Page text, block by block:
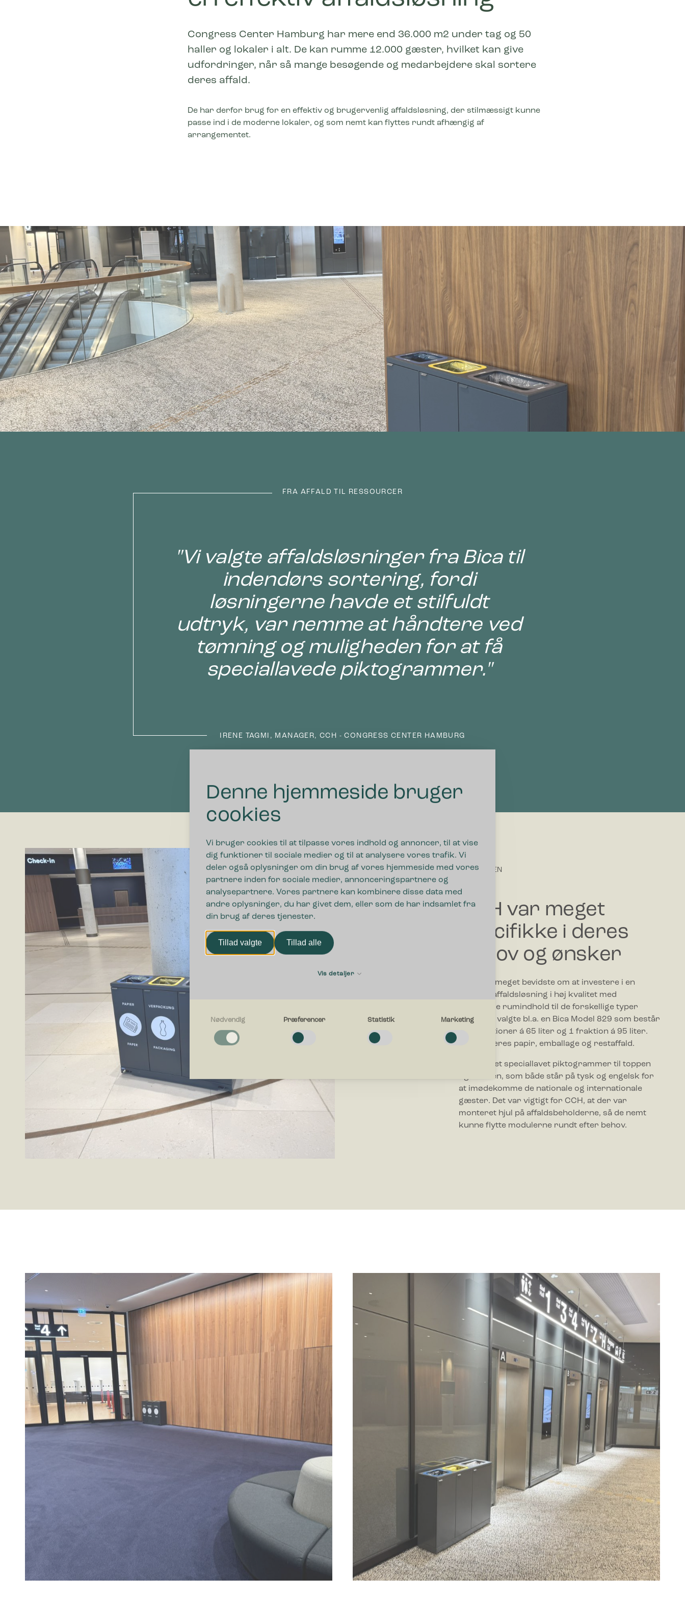
Denne hjemmeside bruger
cookies
Vi bruger cookies til at tilpasse vores indhold og annoncer, til at vise
dig funktioner til sociale medier og til at analysere vores trafik. Vi
deler også oplysninger om din brug af vores hjemmeside med vores
partnere inden for sociale medier, annonceringspartnere og
analysepartnere. Vores partnere kan kombinere disse data med
andre oplysninger, du har givet dem, eller som de har indsamlet fra
din brug af deres tjenester.
Tillad valgte Tillad alle
Vis detaljer
Nødvendig
Nødvendige cookies hjælper med at gøre en hjemmeside brugbar ved at aktivere
Præferencer
Præference cookies gør det muligt for en hjemmeside at huske oplysninger, der ændrer den
måde hjemmesiden ser ud eller opfører sig på. F.eks. dit foretrukne sprog, eller den region, du
befinder dig i.
Statistik
Statistiske cookies giver hjemmesideejere indsigt i brugernes interaktion med hjemmesiden,
annoncer, der er relevante og engagerende for den enkelte bruger, og dermed mere
Nødvendig Præferencer Statistik Marketing
Congress Center Hamburg har mere end 36.000 m2 under tag og 50
haller og lokaler i alt. De kan rumme 12.000 gæster, hvilket kan give
udfordringer, når så mange besøgende og medarbejdere skal sortere
deres affald.
De har derfor brug for en effektiv og brugervenlig affaldsløsning, der stilmæssigt kunne
passe ind i de moderne lokaler, og som nemt kan flyttes rundt afhængig af
arrangementet.
FRA AFFALD TIL RESSOURCER
"Vi valgte affaldsløsninger fra Bica til
indendørs sortering, fordi
løsningerne havde et stilfuldt
udtryk, var nemme at håndtere ved
tømning og muligheden for at få
speciallavede piktogrammer."
IRENE TAGMI, MANAGER, CCH - CONGRESS CENTER HAMBURG
LØSNINGEN
CCH var meget
specifikke i deres
behov og ønsker
CCH var meget bevidste om at investere i en
holdbar affaldsløsning i høj kvalitet med
forskellige rumindhold til de forskellige typer
affald. De valgte bl.a. en Bica Model 829 som består
af 2 fraktioner á 65 liter og 1 fraktion á 95 liter.
Her sorteres papir, emballage og restaffald.
De har fået speciallavet piktogrammer til toppen
og fronten, som både står på tysk og engelsk for
at imødekomme de nationale og internationale
gæster. Det var vigtigt for CCH, at der var
monteret hjul på affaldsbeholderne, så de nemt
kunne flytte modulerne rundt efter behov.